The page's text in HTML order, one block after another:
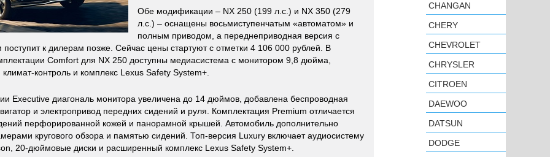
Обе модификации – NX 250 (199 л.с.) и NX 350 (279
л.с.) – оснащены восьмиступенчатым «автоматом» и
полным приводом, а переднеприводная версия с
поступит к дилерам позже. Сейчас цены стартуют с отметки 4 106 000 рублей. В
Comfort для NX 250 доступны медиасистема с монитором 9,8 дюйма,
климат-контроль и комплекс Lexus Safety System+.
Executive диагональ монитора увеличена до 14 дюймов, добавлена беспроводная
и электропривод передних сидений и руля. Комплектация Premium отличается
перфорированной кожей и панорамной крышей. Автомобиль дополнительно
кругового обзора и памятью сидений. Топ-версия Luxury включает аудиосистему
20-дюймовые диски и расширенный комплекс Lexus Safety System+.
CHANGAN
CHERY
CHEVROLET
CHRYSLER
CITROEN
DAEWOO
DATSUN
DODGE